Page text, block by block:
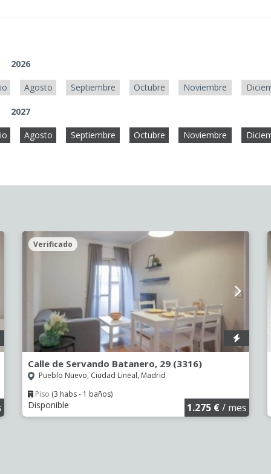
2026
Agosto Septiembre Octubre Noviembre
2027
Agosto Septiembre Octubre Noviembre
Verificado
Calle de Servando Batanero, 29 (3316)
Pueblo Nuevo, Ciudad Lineal, Madrid
Piso (3 habs - 1 baños)
Disponible 1.275 €/ mes